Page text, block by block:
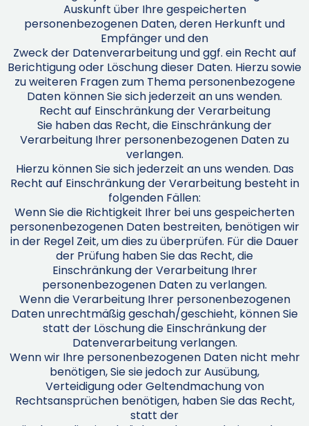
Auskunft über Ihre gespeicherten
personenbezogenen Daten, deren Herkunft und
Empfänger und den
Zweck der Datenverarbeitung und ggf. ein Recht auf
Berichtigung oder Löschung dieser Daten. Hierzu sowie
zu weiteren Fragen zum Thema personenbezogene
Daten können Sie sich jederzeit an uns wenden.
Recht auf Einschränkung der Verarbeitung
Sie haben das Recht, die Einschränkung der
Verarbeitung Ihrer personenbezogenen Daten zu
verlangen.
Hierzu können Sie sich jederzeit an uns wenden. Das
Recht auf Einschränkung der Verarbeitung besteht in
folgenden Fällen:
Wenn Sie die Richtigkeit Ihrer bei uns gespeicherten
personenbezogenen Daten bestreiten, benötigen wir
in der Regel Zeit, um dies zu überprüfen. Für die Dauer
der Prüfung haben Sie das Recht, die
Einschränkung der Verarbeitung Ihrer
personenbezogenen Daten zu verlangen.
Wenn die Verarbeitung Ihrer personenbezogenen
Daten unrechtmäßig geschah/geschieht, können Sie
statt der Löschung die Einschränkung der
Datenverarbeitung verlangen.
Wenn wir Ihre personenbezogenen Daten nicht mehr
benötigen, Sie sie jedoch zur Ausübung,
Verteidigung oder Geltendmachung von
Rechtsansprüchen benötigen, haben Sie das Recht,
statt der